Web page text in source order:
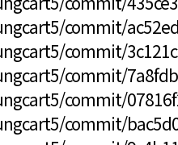
commit/
commit/
commit/
commit/
commit/